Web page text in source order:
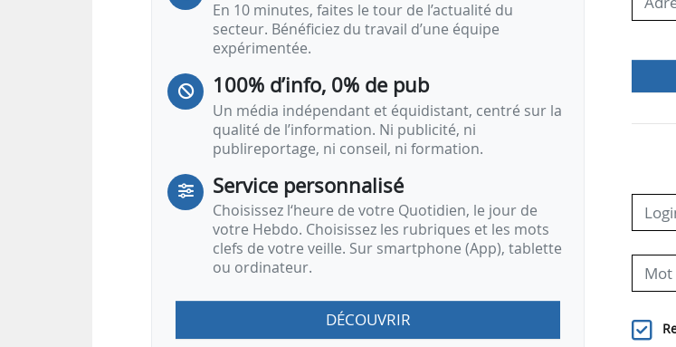
En 10 minutes, faites le tour de l’actualité du
secteur. Bénéficiez du travail d’une équipe
expérimentée.
100% d’info, 0% de pub
Un média indépendant et équidistant, centré sur la
qualité de l’information. Ni publicité, ni
publireportage, ni conseil, ni formation.
Service personnalisé
Choisissez l‘heure de votre Quotidien, le jour de
votre Hebdo. Choisissez les rubriques et les mots
clefs de votre veille. Sur smartphone (App), tablette
ou ordinateur.
DÉCOUVRIR